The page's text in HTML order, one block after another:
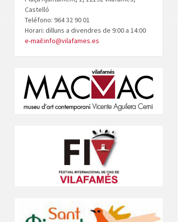
Castelló
Teléfono: 964 32 90 01
Horari: dilluns a divendres de 9:00 a 14:00
e-mail:info@vilafames.es